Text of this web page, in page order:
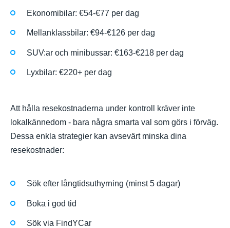
Ekonomibilar: €54-€77 per dag
Mellanklassbilar: €94-€126 per dag
SUV:ar och minibussar: €163-€218 per dag
Lyxbilar: €220+ per dag
Att hålla resekostnaderna under kontroll kräver inte
lokalkännedom - bara några smarta val som görs i förväg.
Dessa enkla strategier kan avsevärt minska dina
resekostnader:
Sök efter långtidsuthyrning (minst 5 dagar)
Boka i god tid
Sök via FindYCar